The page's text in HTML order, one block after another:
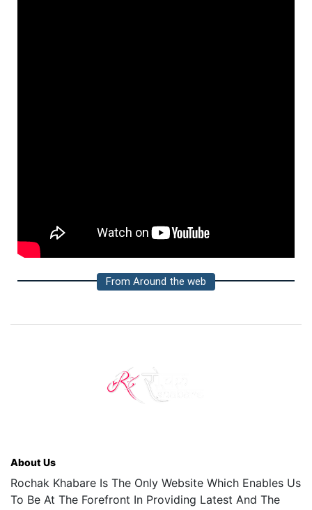
From Around the web
About Us
Rochak Khabare Is The Only Website Which Enables Us
To Be At The Forefront In Providing Latest And The